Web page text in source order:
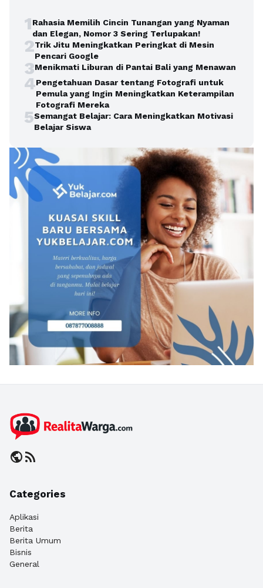
1Rahasia Memilih Cincin Tunangan yang Nyaman
dan Elegan, Nomor 3 Sering Terlupakan!
2Trik Jitu Meningkatkan Peringkat di Mesin
Pencari Google
3Menikmati Liburan di Pantai Bali yang Menawan
4Pengetahuan Dasar tentang Fotografi untuk
Pemula yang Ingin Meningkatkan Keterampilan
Fotografi Mereka
5Semangat Belajar: Cara Meningkatkan Motivasi
Belajar Siswa
publicrss_feed
Categories
Aplikasi
Berita
Berita Umum
Bisnis
General